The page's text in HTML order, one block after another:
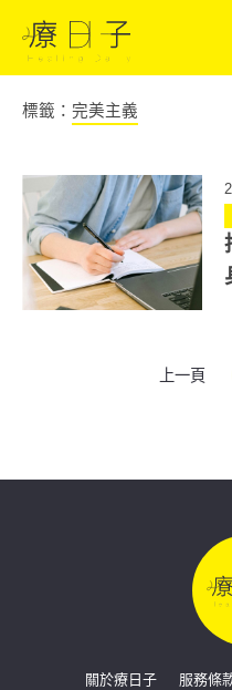
標籤： 完美主義
上一頁
關於療日子 服務條